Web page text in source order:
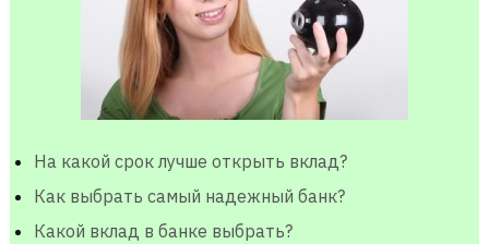
На какой срок лучше открыть вклад?
Как выбрать самый надежный банк?
Какой вклад в банке выбрать?